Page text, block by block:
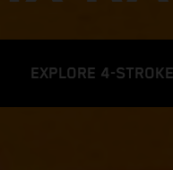
EXPLORE 4-STROKE